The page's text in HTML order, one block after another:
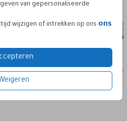
van gepersonaliseerde
wijzigen of intrekken op ons ons